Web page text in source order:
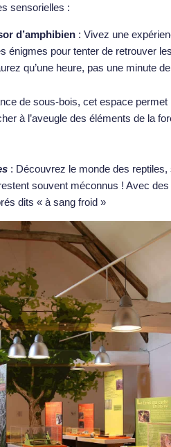
sensorielles :
d’amphibien : Vivez une
énigmes pour tenter de retrouver
qu’une heure, pas une minute
de sous-bois, cet espace
à l’aveugle des éléments de la
: Découvrez le monde des
souvent méconnus ! Avec
dits « à sang froid »